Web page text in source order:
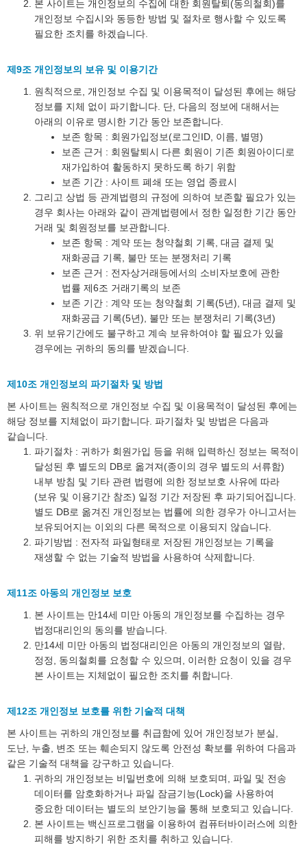
본 사이트는 개인정보의 수집에 대한 회원탈퇴(동의철회)를
개인정보 수집시와 동등한 방법 및 절차로 행사할 수 있도록
필요한 조치를 하겠습니다.
제9조 개인정보의 보유 및 이용기간
원칙적으로, 개인정보 수집 및 이용목적이 달성된 후에는 해당
정보를 지체 없이 파기합니다. 단, 다음의 정보에 대해서는
아래의 이유로 명시한 기간 동안 보존합니다.
보존 항목 : 회원가입정보(로그인ID, 이름, 별명)
보존 근거 : 회원탈퇴시 다른 회원이 기존 회원아이디로
재가입하여 활동하지 못하도록 하기 위함
보존 기간 : 사이트 폐쇄 또는 영업 종료시
그리고 상법 등 관계법령의 규정에 의하여 보존할 필요가 있는
경우 회사는 아래와 같이 관계법령에서 정한 일정한 기간 동안
거래 및 회원정보를 보관합니다.
보존 항목 : 계약 또는 청약철회 기록, 대금 결제 및
재화공급 기록, 불만 또는 분쟁처리 기록
보존 근거 : 전자상거래등에서의 소비자보호에 관한
법률 제6조 거래기록의 보존
보존 기간 : 계약 또는 청약철회 기록(5년), 대금 결제 및
재화공급 기록(5년), 불만 또는 분쟁처리 기록(3년)
위 보유기간에도 불구하고 계속 보유하여야 할 필요가 있을
경우에는 귀하의 동의를 받겠습니다.
제10조 개인정보의 파기절차 및 방법
본 사이트는 원칙적으로 개인정보 수집 및 이용목적이 달성된 후에는
해당 정보를 지체없이 파기합니다. 파기절차 및 방법은 다음과
같습니다.
파기절차 : 귀하가 회원가입 등을 위해 입력하신 정보는 목적이
달성된 후 별도의 DB로 옮겨져(종이의 경우 별도의 서류함)
내부 방침 및 기타 관련 법령에 의한 정보보호 사유에 따라
(보유 및 이용기간 참조) 일정 기간 저장된 후 파기되어집니다.
별도 DB로 옮겨진 개인정보는 법률에 의한 경우가 아니고서는
보유되어지는 이외의 다른 목적으로 이용되지 않습니다.
파기방법 : 전자적 파일형태로 저장된 개인정보는 기록을
재생할 수 없는 기술적 방법을 사용하여 삭제합니다.
제11조 아동의 개인정보 보호
본 사이트는 만14세 미만 아동의 개인정보를 수집하는 경우
법정대리인의 동의를 받습니다.
만14세 미만 아동의 법정대리인은 아동의 개인정보의 열람,
정정, 동의철회를 요청할 수 있으며, 이러한 요청이 있을 경우
본 사이트는 지체없이 필요한 조치를 취합니다.
제12조 개인정보 보호를 위한 기술적 대책
본 사이트는 귀하의 개인정보를 취급함에 있어 개인정보가 분실,
도난, 누출, 변조 또는 훼손되지 않도록 안전성 확보를 위하여 다음과
같은 기술적 대책을 강구하고 있습니다.
귀하의 개인정보는 비밀번호에 의해 보호되며, 파일 및 전송
데이터를 암호화하거나 파일 잠금기능(Lock)을 사용하여
중요한 데이터는 별도의 보안기능을 통해 보호되고 있습니다.
본 사이트는 백신프로그램을 이용하여 컴퓨터바이러스에 의한
피해를 방지하기 위한 조치를 취하고 있습니다.